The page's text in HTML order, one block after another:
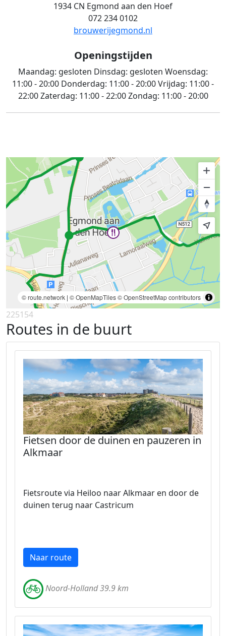
1934 CN Egmond aan den Hoef
072 234 0102
brouwerijegmond.nl
Openingstijden
Maandag: gesloten Dinsdag: gesloten Woensdag:
11:00 - 20:00 Donderdag: 11:00 - 20:00Vrijdag: 11:00 -
22:00Zaterdag: 11:00 - 22:00Zondag: 11:00 - 20:00
© route.network | © OpenMapTiles© OpenStreetMap contributors
225154
Routes in de buurt
Fietsen door de duinen en pauzeren in
Alkmaar
Fietsroute via Heiloo naar Alkmaar en door de
duinen terug naar Castricum
Naar route
Noord-Holland 39.9 km